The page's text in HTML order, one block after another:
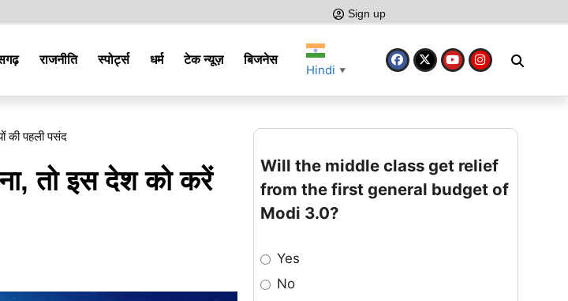
Sign up
राजनीति स्पोर्ट्स धर्म टेक न्यूज़ बिजनेस
Hindi ▼
की पहली पसंद
तो इस देश को करें
Will the middle class get relief
from the first general budget of
Modi 3.0?
Yes
No